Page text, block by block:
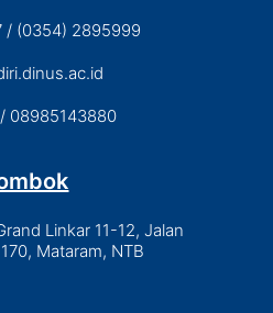
/ (0354) 2895999
08985143880
Linkar 11-12, Jalan
Mataram, NTB